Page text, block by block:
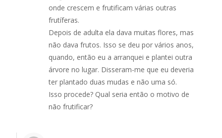
onde crescem e frutificam várias outras
frutíferas.
Depois de adulta ela dava muitas flores, mas
não dava frutos. Isso se deu por vários anos,
quando, então eu a arranquei e plantei outra
árvore no lugar. Disseram-me que eu deveria
ter plantado duas mudas e não uma só.
Isso procede? Qual seria então o motivo de
não frutificar?